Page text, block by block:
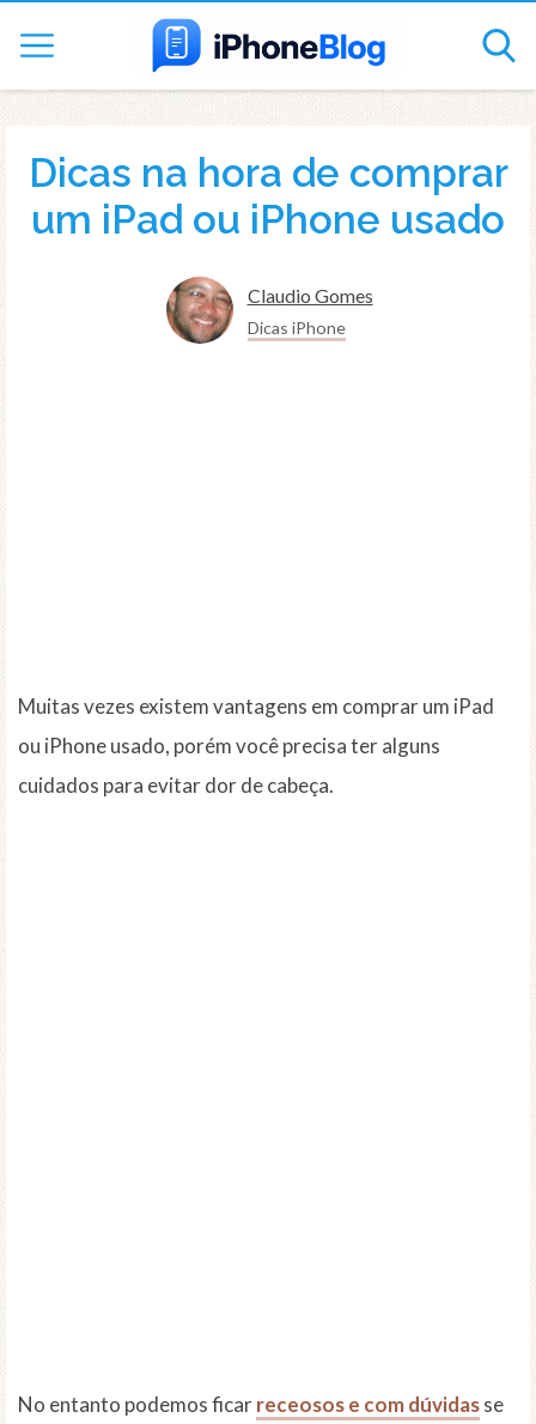
Dicas na hora de comprar
um iPad ou iPhone usado
Claudio Gomes
Dicas iPhone
Muitas vezes existem vantagens em comprar um iPad
ou iPhone usado, porém você precisa ter alguns
cuidados para evitar dor de cabeça.
No entanto podemos ficarreceosos e com dúvidasse